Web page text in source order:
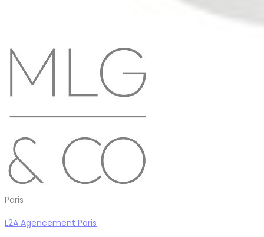
Paris
L2A Agencement Paris